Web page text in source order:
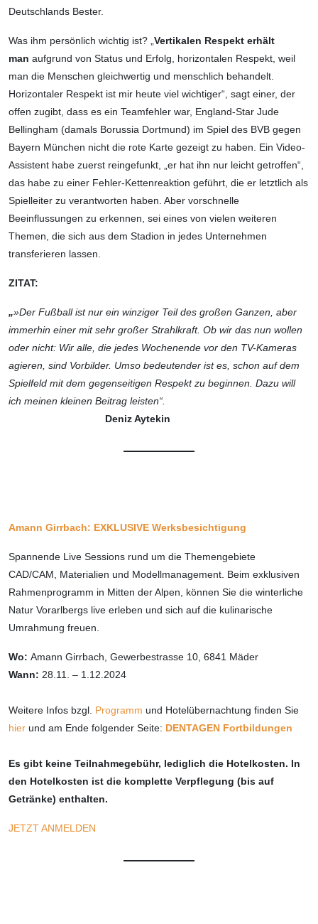
Deutschlands Bester.
Was ihm persönlich wichtig ist? „ Vertikalen Respekt erhält
man aufgrund von Status und Erfolg, horizontalen Respekt, weil
man die Menschen gleichwertig und menschlich behandelt.
Horizontaler Respekt ist mir heute viel wichtiger“, sagt einer, der
offen zugibt, dass es ein Teamfehler war, England-Star Jude
Bellingham (damals Borussia Dortmund) im Spiel des BVB gegen
Bayern München nicht die rote Karte gezeigt zu haben. Ein Video-
Assistent habe zuerst reingefunkt, „er hat ihn nur leicht getroffen“,
das habe zu einer Fehler-Kettenreaktion geführt, die er letztlich als
Spielleiter zu verantworten haben. Aber vorschnelle
Beeinflussungen zu erkennen, sei eines von vielen weiteren
Themen, die sich aus dem Stadion in jedes Unternehmen
transferieren lassen.
ZITAT:
„»Der Fußball ist nur ein winziger Teil des großen Ganzen, aber
immerhin einer mit sehr großer Strahlkraft. Ob wir das nun wollen
oder nicht: Wir alle, die jedes Wochenende vor den TV-Kameras
agieren, sind Vorbilder. Umso bedeutender ist es, schon auf dem
Spielfeld mit dem gegenseitigen Respekt zu beginnen. Dazu will
ich meinen kleinen Beitrag leisten“.
Deniz Aytekin
Amann Girrbach: EXKLUSIVE Werksbesichtigung
Spannende Live Sessions rund um die Themengebiete
CAD/CAM, Materialien und Modellmanagement. Beim exklusiven
Rahmenprogramm in Mitten der Alpen, können Sie die winterliche
Natur Vorarlbergs live erleben und sich auf die kulinarische
Umrahmung freuen.
Wo: Amann Girrbach, Gewerbestrasse 10, 6841 Mäder
Wann: 28.11. – 1.12.2024
Weitere Infos bzgl. Programm und Hotelübernachtung finden Sie
hier und am Ende folgender Seite: DENTAGEN Fortbildungen
Es gibt keine Teilnahmegebühr, lediglich die Hotelkosten. In
den Hotelkosten ist die komplette Verpflegung (bis auf
Getränke) enthalten.
JETZT ANMELDEN